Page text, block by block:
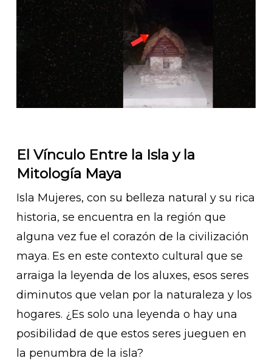
El Vínculo Entre la Isla y la
Mitología Maya
Isla Mujeres, con su belleza natural y su rica
historia, se encuentra en la región que
alguna vez fue el corazón de la civilización
maya. Es en este contexto cultural que se
arraiga la leyenda de los aluxes, esos seres
diminutos que velan por la naturaleza y los
hogares. ¿Es solo una leyenda o hay una
posibilidad de que estos seres jueguen en
la penumbra de la isla?